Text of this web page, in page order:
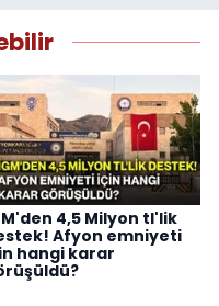
4,5 Milyon tl'lik
Afyon emniyeti
hangi karar